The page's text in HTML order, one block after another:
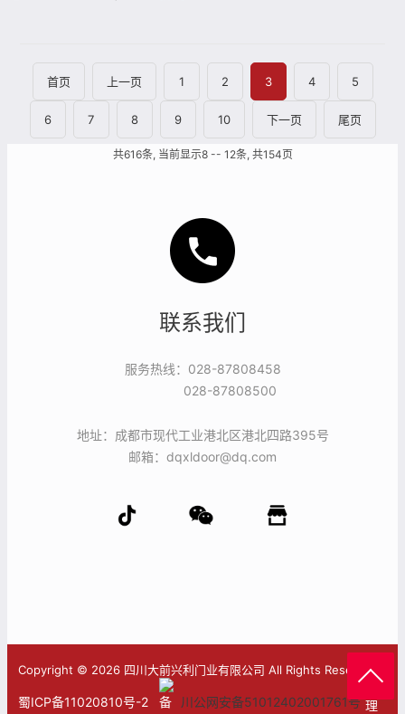
首页 上一页 1 2 3 4 5
6 7 8 9 10 下一页 尾页
共616条, 当前显示8 -- 12条, 共154页
联系我们
服务热线：028-87808458
028-87808500
地址：成都市现代工业港北区港北四路395号
邮箱：dqxldoor@dq.com
Copyright © 2026 四川大前兴利门业有限公司 All Rights Reserved.
蜀ICP备11020810号-2 川公网安备51012402001761号 理